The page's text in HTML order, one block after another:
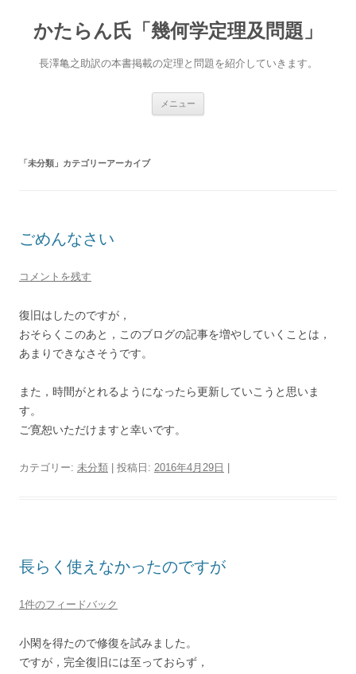
かたらん氏「幾何学定理及問題」
長澤亀之助訳の本書掲載の定理と問題を紹介していきます。
メニュー
「未分類 」カテゴリーアーカイブ
ごめんなさい
コメントを残す
復旧はしたのですが，
おそらくこのあと，このブログの記事を増やしていくことは，
あまりできなさそうです。
また，時間がとれるようになったら更新していこうと思いま
す。
ご寛恕いただけますと幸いです。
カテゴリー: 未分類 | 投稿日: 2016年4月29日
長らく使えなかったのですが
1件のフィードバック
小閑を得たので修復を試みました。
ですが，完全復旧には至っておらず，